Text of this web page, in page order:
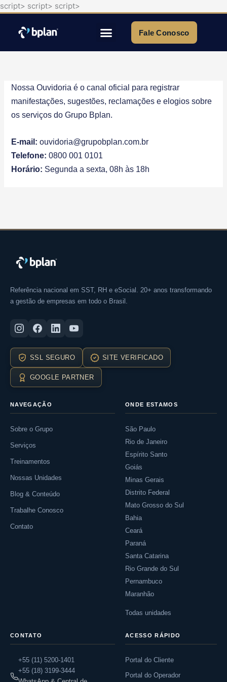
script> script> script>
Fale Conosco
Nossa Ouvidoria é o canal oficial para registrar
manifestações, sugestões, reclamações e elogios sobre
os serviços do Grupo Bplan.
E-mail: ouvidoria@grupobplan.com.br
Telefone: 0800 001 0101
Horário: Segunda a sexta, 08h às 18h
Referência nacional em SST, RH e eSocial. 20+ anos transformando
a gestão de empresas em todo o Brasil.
SSL SEGURO SITE VERIFICADO
GOOGLE PARTNER
NAVEGAÇÃO
Sobre o Grupo
Serviços
Treinamentos
Nossas Unidades
Blog & Conteúdo
Trabalhe Conosco
Contato
ONDE ESTAMOS
São Paulo
Rio de Janeiro
Espírito Santo
Goiás
Minas Gerais
Distrito Federal
Mato Grosso do Sul
Bahia
Ceará
Paraná
Santa Catarina
Rio Grande do Sul
Pernambuco
Maranhão
Todas unidades
CONTATO
+55 (11) 5200-1401
+55 (18) 3199-3444
ACESSO RÁPIDO
Portal do Cliente
Portal do Operador